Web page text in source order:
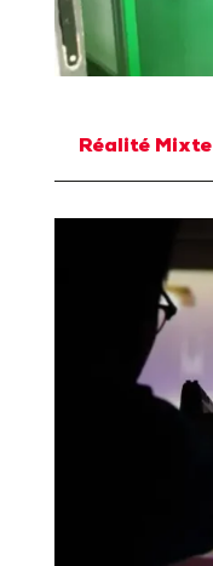
Réalité Mixte